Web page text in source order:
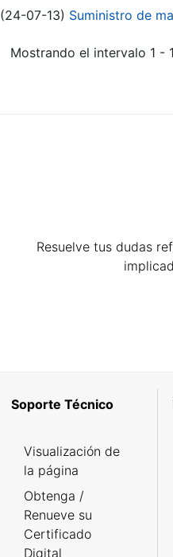
(24-07-13) Suministro de
Mostrando el intervalo 1 -
Resuelve tus dudas
Soporte Técnico
Visualización de
la página
Obtenga /
Renueve su
Certificado
Digital